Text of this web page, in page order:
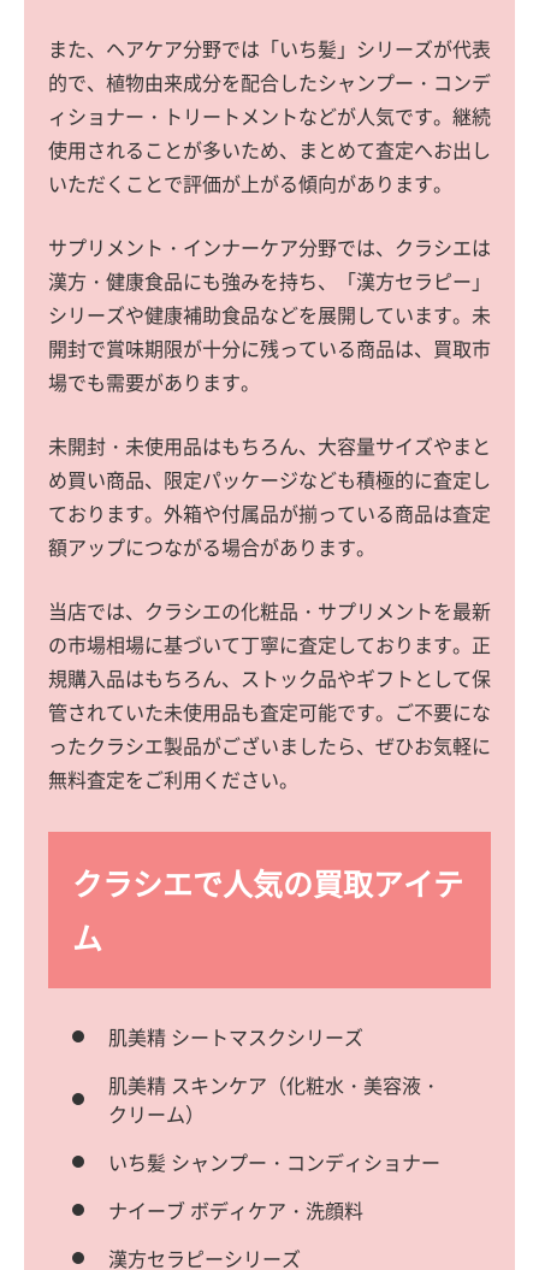
また、ヘアケア分野では「いち髪」シリーズが代表
的で、植物由来成分を配合したシャンプー・コンデ
ィショナー・トリートメントなどが人気です。継続
使用されることが多いため、まとめて査定へお出し
いただくことで評価が上がる傾向があります。
サプリメント・インナーケア分野では、クラシエは
漢方・健康食品にも強みを持ち、「漢方セラピー」
シリーズや健康補助食品などを展開しています。未
開封で賞味期限が十分に残っている商品は、買取市
場でも需要があります。
未開封・未使用品はもちろん、大容量サイズやまと
め買い商品、限定パッケージなども積極的に査定し
ております。外箱や付属品が揃っている商品は査定
額アップにつながる場合があります。
当店では、クラシエの化粧品・サプリメントを最新
の市場相場に基づいて丁寧に査定しております。正
規購入品はもちろん、ストック品やギフトとして保
管されていた未使用品も査定可能です。ご不要にな
ったクラシエ製品がございましたら、ぜひお気軽に
無料査定をご利用ください。
クラシエで人気の買取アイテ
ム
肌美精 シートマスクシリーズ
肌美精 スキンケア（化粧水・美容液・
クリーム）
いち髪 シャンプー・コンディショナー
ナイーブ ボディケア・洗顔料
漢方セラピーシリーズ